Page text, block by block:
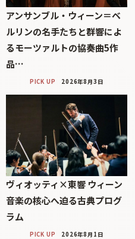
アンサンブル・ウィーン＝ベ
ルリンの名手たちと群響によ
るモーツァルトの協奏曲5作
品…
PICK UP 2026年8月3日
ヴィオッティ×東響 ウィーン
音楽の核心へ迫る古典プログ
ラム
PICK UP 2026年8月1日